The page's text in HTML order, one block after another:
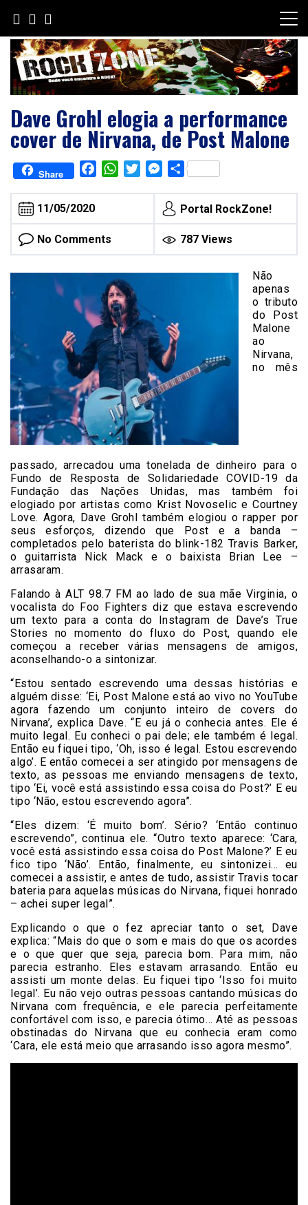
content
Dave Grohl elogia a performance
cover de Nirvana, de Post Malone
Share FacebookWhatsAppTwitterMessenger
Share
11/05/2020 Portal RockZone!
No Comments 787 Views
Não
apenas
o tributo
do Post
Malone
ao
Nirvana,
no mês
passado, arrecadou uma tonelada de dinheiro para o
Fundo de Resposta de Solidariedade COVID-19 da
Fundação das Nações Unidas, mas também foi
elogiado por artistas como Krist Novoselic e Courtney
Love. Agora, Dave Grohl também elogiou o rapper por
seus esforços, dizendo que Post e a banda –
completados pelo baterista do blink-182 Travis Barker,
o guitarrista Nick Mack e o baixista Brian Lee –
arrasaram.
Falando à ALT 98.7 FM ao lado de sua mãe Virginia, o
vocalista do Foo Fighters diz que estava escrevendo
um texto para a conta do Instagram de Dave’s True
Stories no momento do fluxo do Post, quando ele
começou a receber várias mensagens de amigos,
aconselhando-o a sintonizar.
“Estou sentado escrevendo uma dessas histórias e
alguém disse: ‘Ei, Post Malone está ao vivo no YouTube
agora fazendo um conjunto inteiro de covers do
Nirvana’, explica Dave. “E eu já o conhecia antes. Ele é
muito legal. Eu conheci o pai dele; ele também é legal.
Então eu fiquei tipo, ‘Oh, isso é legal. Estou escrevendo
algo’. E então comecei a ser atingido por mensagens de
texto, as pessoas me enviando mensagens de texto,
tipo ‘Ei, você está assistindo essa coisa do Post?’ E eu
tipo ‘Não, estou escrevendo agora”.
“Eles dizem: ‘É muito bom’. Sério? ‘Então continuo
escrevendo”, continua ele. “Outro texto aparece: ‘Cara,
você está assistindo essa coisa do Post Malone?’ E eu
fico tipo ‘Não’. Então, finalmente, eu sintonizei… eu
comecei a assistir, e antes de tudo, assistir Travis tocar
bateria para aquelas músicas do Nirvana, fiquei honrado
– achei super legal”.
Explicando o que o fez apreciar tanto o set, Dave
explica: “Mais do que o som e mais do que os acordes
e o que quer que seja, parecia bom. Para mim, não
parecia estranho. Eles estavam arrasando. Então eu
assisti um monte delas. Eu fiquei tipo ‘Isso foi muito
legal’. Eu não vejo outras pessoas cantando músicas do
Nirvana com frequência, e ele parecia perfeitamente
confortável com isso, e parecia ótimo… Até as pessoas
obstinadas do Nirvana que eu conhecia eram como
‘Cara, ele está meio que arrasando isso agora mesmo”.